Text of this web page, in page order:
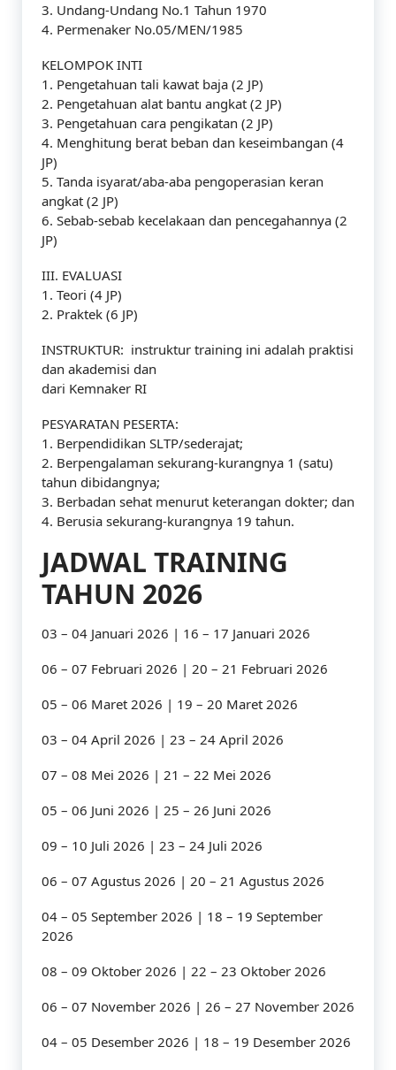
3. Undang-Undang No.1 Tahun 1970
4. Permenaker No.05/MEN/1985
KELOMPOK INTI
1. Pengetahuan tali kawat baja (2 JP)
2. Pengetahuan alat bantu angkat (2 JP)
3. Pengetahuan cara pengikatan (2 JP)
4. Menghitung berat beban dan keseimbangan (4
JP)
5. Tanda isyarat/aba-aba pengoperasian keran
angkat (2 JP)
6. Sebab-sebab kecelakaan dan pencegahannya (2
JP)
III. EVALUASI
1. Teori (4 JP)
2. Praktek (6 JP)
INSTRUKTUR: instruktur training ini adalah praktisi
dan akademisi dan
dari Kemnaker RI
PESYARATAN PESERTA:
1. Berpendidikan SLTP/sederajat;
2. Berpengalaman sekurang-kurangnya 1 (satu)
tahun dibidangnya;
3. Berbadan sehat menurut keterangan dokter; dan
4. Berusia sekurang-kurangnya 19 tahun.
JADWAL TRAINING
TAHUN 2026
03 – 04 Januari 2026 | 16 – 17 Januari 2026
06 – 07 Februari 2026 | 20 – 21 Februari 2026
05 – 06 Maret 2026 | 19 – 20 Maret 2026
03 – 04 April 2026 | 23 – 24 April 2026
07 – 08 Mei 2026 | 21 – 22 Mei 2026
05 – 06 Juni 2026 | 25 – 26 Juni 2026
09 – 10 Juli 2026 | 23 – 24 Juli 2026
06 – 07 Agustus 2026 | 20 – 21 Agustus 2026
04 – 05 September 2026 | 18 – 19 September
2026
08 – 09 Oktober 2026 | 22 – 23 Oktober 2026
06 – 07 November 2026 | 26 – 27 November 2026
04 – 05 Desember 2026 | 18 – 19 Desember 2026